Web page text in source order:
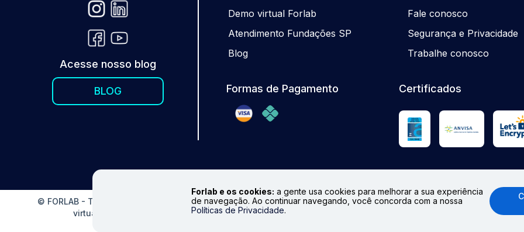
Forlab e os cookies: a gente usa cookies para melhorar a sua experiência
de navegação. Ao continuar navegando, você concorda com a nossa
Políticas de Privacidade.
Acesse nosso blog
BLOG
Demo virtual Forlab
Atendimento Fundações SP
Blog
Fale conosco
Segurança e Privacidade
Trabalhe conosco
Formas de Pagamento Certificados
© FORLAB - Todos os direitos reservados. Proibida reprodução total ou parcial. Preços e Estoques sujeitos à
virtual. Fale conosco|
info@forlabexpress.com.brFormas de pagamento aceitas: cartões de crédito (Visa,